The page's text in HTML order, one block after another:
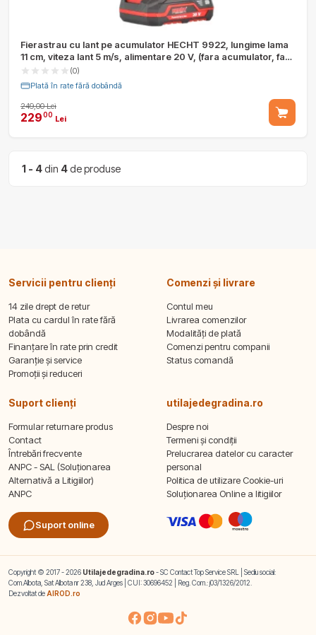
Fierastrau cu lant pe acumulator HECHT 9922, lungime lama
11 cm, viteza lant 5 m/s, alimentare 20 V, (fara acumulator, fara
incarcator)(0)
Plată în rate fără dobândă
249,00 Lei
22900 Lei
1 - 4din 4de produse
Servicii pentru clienți
14 zile drept de retur
Plata cu cardul în rate fără
dobândă
Finanțare în rate prin credit
Garanție și service
Promoții și reduceri
Comenzi și livrare
Contul meu
Livrarea comenzilor
Modalități de plată
Comenzi pentru companii
Status comandă
Suport clienți
Formular returnare produs
Contact
Întrebări frecvente
ANPC - SAL (Soluționarea
Alternativă a Litigiilor)
ANPC
Suport online
utilajedegradina.ro
Despre noi
Termeni și condiții
Prelucrarea datelor cu caracter
personal
Politica de utilizare Cookie-uri
Soluționarea Online a litigiilor
Copyright © 2017 - 2026 Utilajedegradina.ro- SC Contact Top Service SRL | Sediu social:
Com.Albota, Sat Albota nr 238, Jud Arges | CUI: 30696452 | Reg. Com.: j03/1326/2012.
Dezvoltat de AIROD.ro